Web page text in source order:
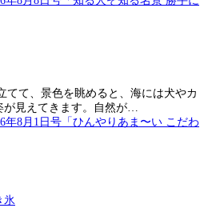
てて、景色を眺めると、海には犬やカ
が見えてきます。自然が…
氷